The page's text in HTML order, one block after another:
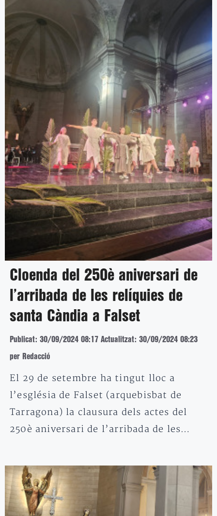
Cloenda del 250è aniversari de
l’arribada de les relíquies de
santa Càndia a Falset
Publicat: 30/09/2024 08:17 Actualitzat: 30/09/2024 08:23
per Redacció
El 29 de setembre ha tingut lloc a
l’església de Falset (arquebisbat de
Tarragona) la clausura dels actes del
250è aniversari de l’arribada de les…